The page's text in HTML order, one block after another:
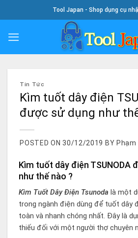
To
Content
Tool Japan - Shop dụng cụ
Tin Tức
Kìm tuốt dây điện
được sử dụng như
POSTED ON30/12/2019 BY
Kìm tuốt dây điện TSUNODA
như thế nào ?
Kìm Tuốt Dây Điện Tsunoda là một
trong ngành điện dùng để tuốt dây
toàn và nhanh chóng nhất. Đây là
thiếu đối với một người thợ chuyên